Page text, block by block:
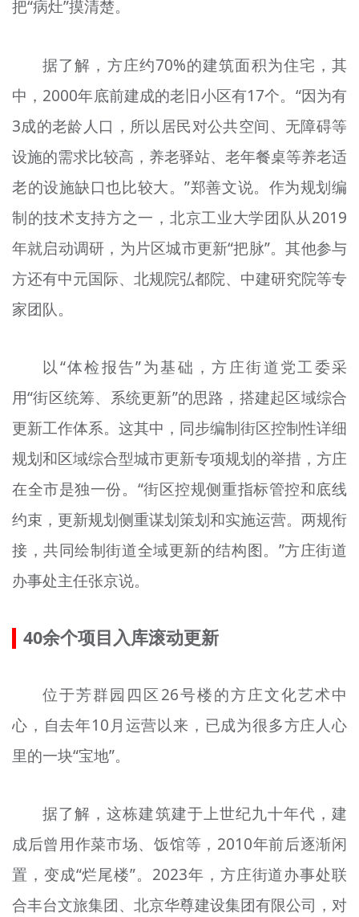
把“病灶”摸清楚。
据了解，方庄约70%的建筑面积为住宅，其
中，2000年底前建成的老旧小区有17个。“因为有
3成的老龄人口，所以居民对公共空间、无障碍等
设施的需求比较高，养老驿站、老年餐桌等养老适
老的设施缺口也比较大。”郑善文说。作为规划编
制的技术支持方之一，北京工业大学团队从2019
年就启动调研，为片区城市更新“把脉”。其他参与
方还有中元国际、北规院弘都院、中建研究院等专
家团队。
以“体检报告”为基础，方庄街道党工委采
用“街区统筹、系统更新”的思路，搭建起区域综合
更新工作体系。这其中，同步编制街区控制性详细
规划和区域综合型城市更新专项规划的举措，方庄
在全市是独一份。“街区控规侧重指标管控和底线
约束，更新规划侧重谋划策划和实施运营。两规衔
接，共同绘制街道全域更新的结构图。”方庄街道
办事处主任张京说。
40余个项目入库滚动更新
位于芳群园四区26号楼的方庄文化艺术中
心，自去年10月运营以来，已成为很多方庄人心
里的一块“宝地”。
据了解，这栋建筑建于上世纪九十年代 ，建
成后曾用作菜市场、饭馆等，2010年前后逐渐闲
置，变成“烂尾楼”。2023年，方庄街道办事处联
合丰台文旅集团、北京华尊建设集团有限公司，对